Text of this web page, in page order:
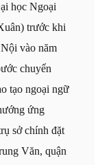
học Ngoại
trước khi
vào năm
chuyển
tạo ngoại ngữ
ứng
sở chính đặt
Văn, quận